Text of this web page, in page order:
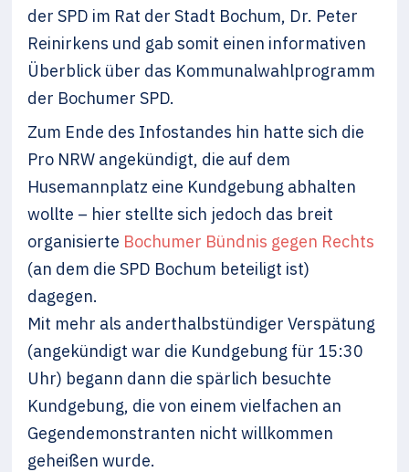
der SPD im Rat der Stadt Bochum, Dr. Peter
Reinirkens und gab somit einen informativen
Überblick über das Kommunalwahlprogramm
der Bochumer SPD.
Zum Ende des Infostandes hin hatte sich die
Pro NRW angekündigt, die auf dem
Husemannplatz eine Kundgebung abhalten
wollte – hier stellte sich jedoch das breit
organisierte Bochumer Bündnis gegen Rechts
(an dem die SPD Bochum beteiligt ist)
dagegen.
Mit mehr als anderthalbstündiger Verspätung
(angekündigt war die Kundgebung für 15:30
Uhr) begann dann die spärlich besuchte
Kundgebung, die von einem vielfachen an
Gegendemonstranten nicht willkommen
geheißen wurde.